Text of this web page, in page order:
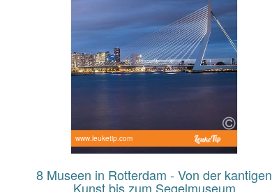
www.leuketip.com
8 Museen in Rotterdam - Von der kantigen
Kunst bis zum Segelmuseum